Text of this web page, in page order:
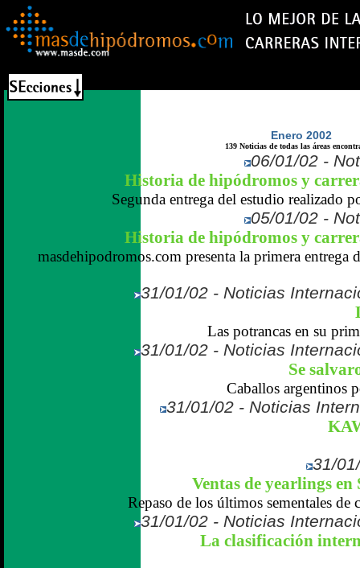
Enero 2002
139 Noticias de todas las áreas
06/01/02 -
Historia de hipódromos y
Segunda entrega del estudio realizado
05/01/02 -
Historia de hipódromos y
masdehipodromos.com presenta la primera entrega
31/01/02 - Noticias
Las potrancas en su
31/01/02 - Noticias
Se
Caballos argentinos
31/01/02 - Noticias
31/
Ventas de yearlings
Repaso de los últimos sementales de
31/01/02 - Noticias
La clasificación